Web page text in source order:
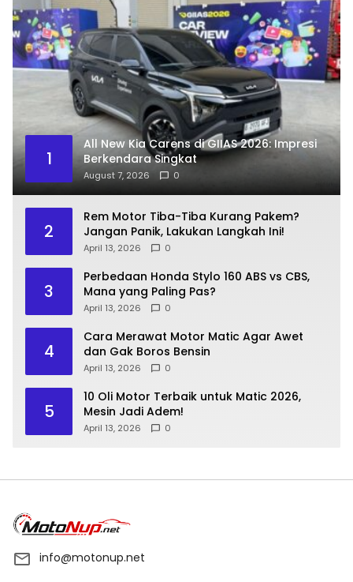
1
All New Kia Carens di GIIAS 2026: Impresi
Berkendara Singkat
August 7, 2026 0
2
Rem Motor Tiba-Tiba Kurang Pakem?
Jangan Panik, Lakukan Langkah Ini!
April 13, 2026 0
3
Perbedaan Honda Stylo 160 ABS vs CBS,
Mana yang Paling Pas?
April 13, 2026 0
4
Cara Merawat Motor Matic Agar Awet
dan Gak Boros Bensin
April 13, 2026 0
5
10 Oli Motor Terbaik untuk Matic 2026,
Mesin Jadi Adem!
April 13, 2026 0
info@motonup.net